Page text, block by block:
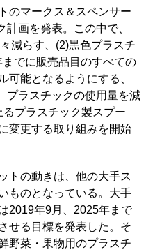
のマークス＆スペンサー
画を発表。この中で、
減らす、(2)黒色プラスチ
でに販売品目のすべての
可能となるようにする、
プラスチックの使用量を減
プラスチック製スプー
変更する取り組みを開始
トの動きは、他の大手ス
ものとなっている。大手
2019年9月、2025年まで
せる目標を発表した。そ
野菜・果物用のプラスチ